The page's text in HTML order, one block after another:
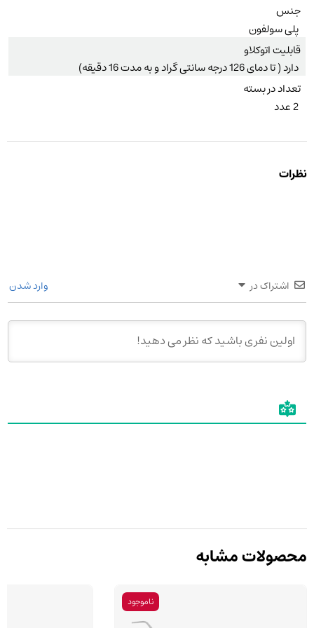
جنس
پلی سولفون
قابلیت اتوکلاو
دارد ( تا دمای 126 درجه سانتی گراد و به مدت 16 دقیقه)
تعداد در بسته
2 عدد
نظرات
اشتراک در وارد شدن
محصولات مشابه
ناموجود